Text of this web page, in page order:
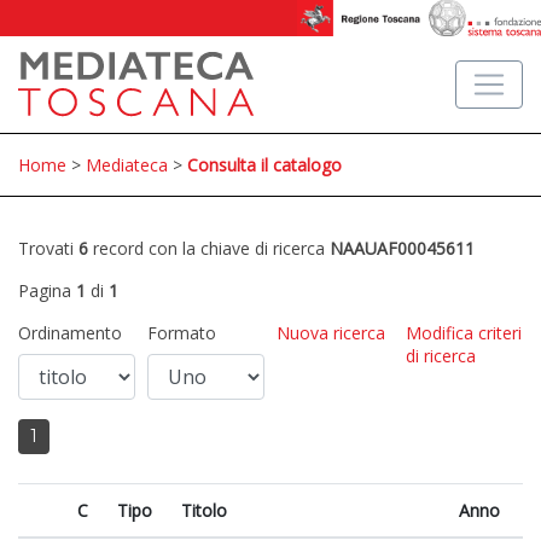
Home > Mediateca > Consulta il catalogo
Trovati 6 record con la chiave di ricerca NAAUAF00045611
Pagina 1 di 1
Ordinamento
Formato Nuova ricerca
Modifica criteri
di ricerca
1
C Tipo Titolo Anno